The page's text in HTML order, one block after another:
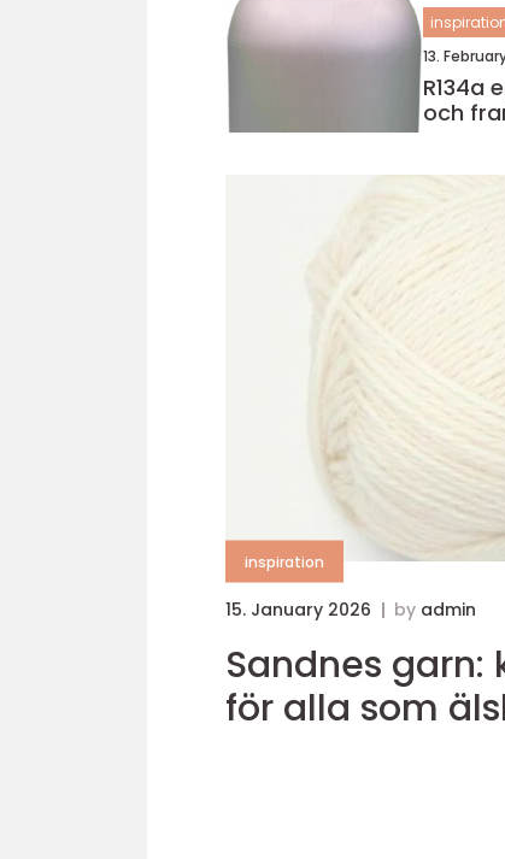
13.
R134a egenskaper, användning
och
inspiration
15. January 2026 by admin
Sandnes
för alla som